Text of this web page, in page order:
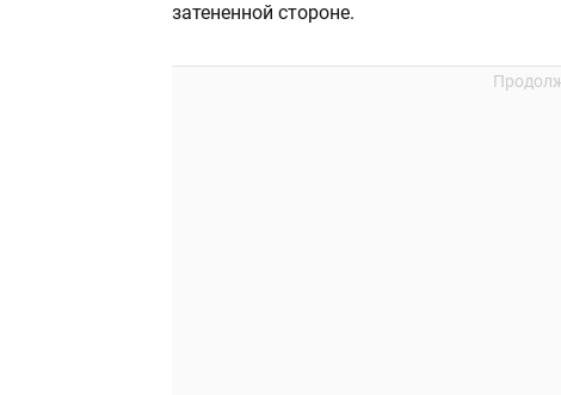
затененной стороне.